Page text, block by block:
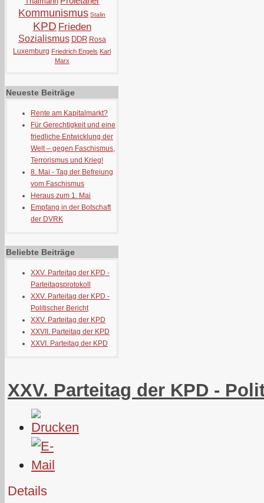
Kommunismus Stalin
KPD Frieden
Sozialismus DDR Rosa
Luxemburg Friedrich Engels Karl
Marx
Neueste Beiträge
Rente am Kapitalmarkt?
Für Gerechtigkeit und eine
friedliche Entwicklung der
Welt – gegen Faschismus,
Terrorismus und Krieg!
8. Mai - Tag der Befreiung
vom Faschismus
Heraus zum 1. Mai
Empfang in der Botschaft
der DVRK
Beliebte Beiträge
XXV. Parteitag der KPD -
Parteitagsprotokoll
XXV. Parteitag der KPD -
Politischer Bericht
XXV. Parteitag der KPD
XXVII. Parteitag der KPD
XXVI. Parteitag der KPD
XXV. Parteitag der KPD -
Details